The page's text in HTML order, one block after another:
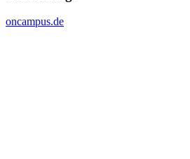
oncampus.de